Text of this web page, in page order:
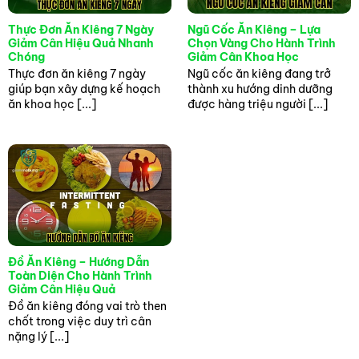
Quá trình cải thiện vóc dáng cần phải dựa trên
nền tảng sức khỏe bền vững, tránh việc nôn nóng
mà áp dụng các phương pháp cực đoan. Việc sử
dụng các biện pháp can thiệp sâu nhưhút mỡ
bụngcần có sự tư vấn kỹ lưỡng từ các bác sĩ
chuyên khoa tại các bệnh viện uy tín. Bạn cũng
hợp nhất với thể trạng cá nhân. Hãy nhớ rằng sự
kiên trì và kỷ luật mới là yếu tố quyết định sự
thành công cuối cùng của bạn.
Thực Đơn Ăn Kiêng 7 Ngày
Giảm Cân Hiệu Quả Nhanh
Chóng
Thực đơn ăn kiêng 7 ngày
giúp bạn xây dựng kế hoạch
ăn khoa học [...]
Ngũ Cốc Ăn Kiêng – Lựa
Chọn Vàng Cho Hành Trình
Giảm Cân Khoa Học
Ngũ cốc ăn kiêng đang trở
thành xu hướng dinh dưỡng
được hàng triệu người [...]
Đồ Ăn Kiêng – Hướng Dẫn
Toàn Diện Cho Hành Trình
Giảm Cân Hiệu Quả
Đồ ăn kiêng đóng vai trò then
chốt trong việc duy trì cân
nặng lý [...]